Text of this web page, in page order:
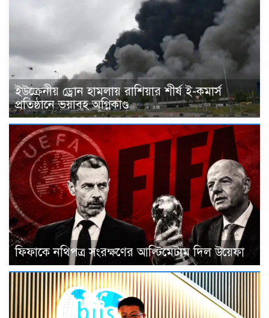
ইউক্রেনীয় ড্রোন হামলায় রাশিয়ার শীর্ষ ই-কমার্স
প্রতিষ্ঠানে ভয়াবহ অগ্নিকাণ্ড
ফিফাকে নথিপত্র সংরক্ষণের আল্টিমেটাম দিল উয়েফা